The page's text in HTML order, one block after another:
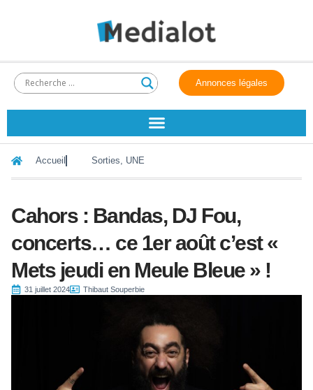
Annonces légales
Accueil Sorties, UNE
Cahors : Bandas, DJ Fou,
concerts… ce 1er août c’est «
Mets jeudi en Meule Bleue » !
31 juillet 2024 Thibaut Souperbie